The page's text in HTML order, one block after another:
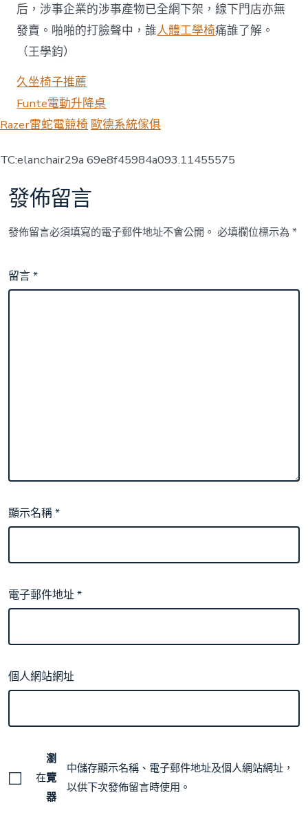
后，涉事企業的涉事產物已全網下架，線下門店亦無
發賣。啪啪的打臉聲中，誰人體工學椅痛誰了解。
（王學鈞）
久坐椅子推薦
Funte電動升降桌
Razer雷蛇電競椅 歐德系統傢俱
TC:elanchair29a 69e8f45984a093.11455575
發佈留言
發佈留言必須填寫的電子郵件地址不會公開。 必填欄位標示為*
留言*
顯示名稱*
電子郵件地址*
個人網站網址
在
瀏
覽
器
中儲存顯示名稱、電子郵件地址及個人網站網址，
以供下次發佈留言時使用。